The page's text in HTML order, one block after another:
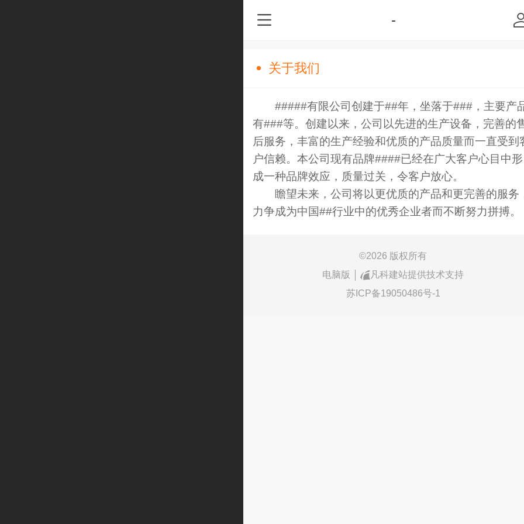
-
关于我们
#####有限公司创建于##年，坐落于###，主要产
有###等。创建以来，公司以先进的生产设备，完善的
后服务，丰富的生产经验和优质的产品质量而一直受到
户信赖。本公司现有品牌####已经在广大客户心目中形
成一种品牌效应，质量过关，令客户放心。
瞻望未来，公司将以更优质的产品和更完善的服务
力争成为中国##行业中的优秀企业者而不断努力拼搏。
©2026 版权所有
电脑版
凡科建站提供技术支持
苏ICP备19050486号-1